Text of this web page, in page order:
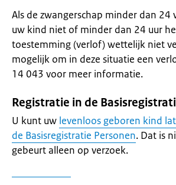
Als de zwangerschap minder dan 24
uw kind niet of minder dan 24 uur
toestemming (verlof) wettelijk niet
mogelijk om in deze situatie een
14 043 voor meer informatie.
Registratie in de
U kunt uw levenloos geboren kind
de Basisregistratie Personen. Dat is
gebeurt alleen op verzoek.